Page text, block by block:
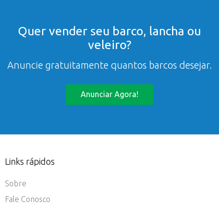
Quer vender seu barco, lancha ou
veleiro?
Anuncie gratuitamente quantos barcos desejar.
Anunciar Agora!
Links rápidos
Sobre
Fale Conosco